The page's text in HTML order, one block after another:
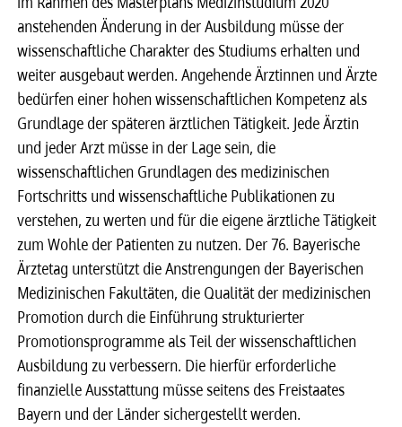
anstehenden Änderung in der Ausbildung müsse der
wissenschaftliche Charakter des Studiums erhalten und
weiter ausgebaut werden. Angehende Ärztinnen und Ärzte
bedürfen einer hohen wissenschaftlichen Kompetenz als
Grundlage der späteren ärztlichen Tätigkeit. Jede Ärztin
und jeder Arzt müsse in der Lage sein, die
wissenschaftlichen Grundlagen des medizinischen
Fortschritts und wissenschaftliche Publikationen zu
verstehen, zu werten und für die eigene ärztliche Tätigkeit
zum Wohle der Patienten zu nutzen. Der 76. Bayerische
Ärztetag unterstützt die Anstrengungen der Bayerischen
Medizinischen Fakultäten, die Qualität der medizinischen
Promotion durch die Einführung strukturierter
Promotionsprogramme als Teil der wissenschaftlichen
Ausbildung zu verbessern. Die hierfür erforderliche
finanzielle Ausstattung müsse seitens des Freistaates
Bayern und der Länder sichergestellt werden.